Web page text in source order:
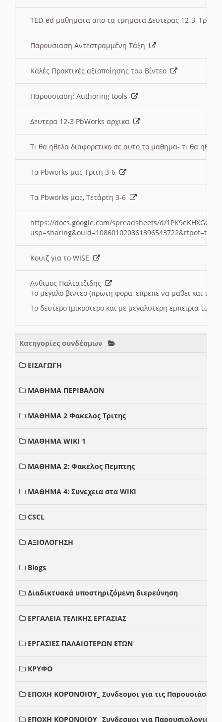
TED-ed μαθηματα απο τα τμηματα Δευτερας 12-3,
Παρουσιαση Αντεστραμμένη Τάξη
Καλές Πρακτικές αξιοποίησης του Βίντεο
Παρουσιαση: Authoring tools
Δευτερα 12-3 PbWorks αρχικα
Τι θα ηθελα διαφορετικο σε αυτο το μαθημα- τι θα
Τα Pbworks μας Τριτη 3-6
Τα Pbworks μας, Τετάρτη 3-6
https://docs.google.com/spreadsheets/d/
Κουιζ για το WISE
Ανθιμος Παλτατζιδης
Το μεγαλο βιντεο (πρωτη φορα, επρεπε να μαθει και το
Το δευτερο (μικροτερο και με μεγαλυτερη εμπειρια
Κατηγορίες συνδέσμων
ΕΙΣΑΓΩΓΗ
ΜΑΘΗΜΑ ΠΕΡΙΒΑΛΟΝ
ΜΑΘΗΜΑ 2 Φακελος Τριτης
ΜΑΘΗΜΑ WIKI 1
ΜΑΘΗΜΑ 2: Φακελος Πεμπτης
ΜΑΘΗΜΑ 4: Συνεχεια στα WIKI
CSCL
ΑΞΙΟΛΟΓΗΣΗ
Blogs
Διαδικτυακά υποστηριζόμενη διερεύνηση
ΕΡΓΑΛΕΙΑ ΤΕΛΙΚΗΣ ΕΡΓΑΣΙΑΣ
ΕΡΓΑΣΙΕΣ ΠΑΛΑΙΟΤΕΡΩΝ ΕΤΩΝ
ΚΡΥΦΟ
ΕΠΟΧΗ ΚΟΡΟΝΟΙΟΥ_ Συνδεσμοι για τις Παρουσιάσεις
ΕΠΟΧΗ ΚΟΡΟΝΟΙΟΥ_ Συνδεσμοι για Παρουσιολογια